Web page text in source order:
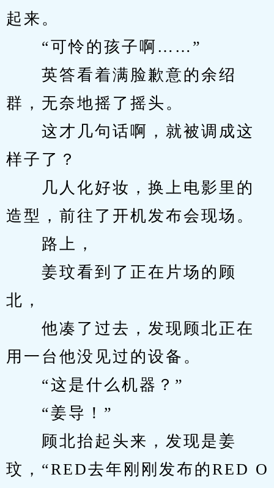
起来。
“可怜的孩子啊……”
英答看着满脸歉意的余绍
群，无奈地摇了摇头。
这才几句话啊，就被调成这
样子了？
几人化好妆，换上电影里的
造型，前往了开机发布会现场。
路上，
姜玟看到了正在片场的顾
北，
他凑了过去，发现顾北正在
用一台他没见过的设备。
“这是什么机器？”
“姜导！”
顾北抬起头来，发现是姜
玟，“RED去年刚刚发布的RED O